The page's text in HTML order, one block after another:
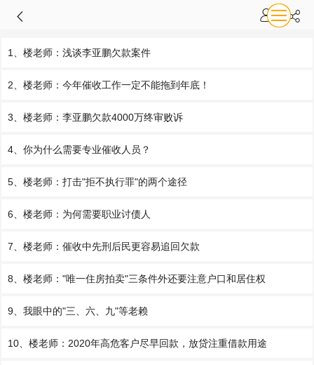
1、楼老师：浅谈李亚鹏欠款案件
2、楼老师：今年催收工作一定不能拖到年底！
3、楼老师：李亚鹏欠款4000万终审败诉
4、你为什么需要专业催收人员？
5、楼老师：打击"拒不执行罪"的两个途径
6、楼老师：为何需要职业讨债人
7、楼老师：催收中先刑后民更容易追回欠款
8、楼老师："唯一住房拍卖"三条件外还要注意户口和居住权
9、我眼中的"三、六、九"等老赖
10、楼老师：2020年高危客户尽早回款，放贷注重借款用途